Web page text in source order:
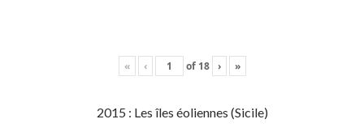
« ‹ of 18 › »
2015 : Les îles éoliennes (Sicile)